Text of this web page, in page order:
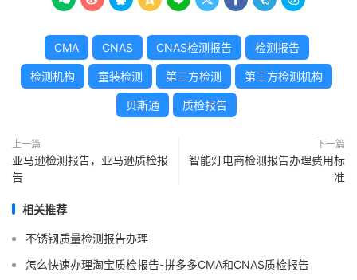
CMA CNAS CNAS检测报告 检测报告
检测机构 童装检测 第三方检测 第三方检测机构
贝斯通 质检报告
上一篇
亚马逊检测报告，亚马逊质检报
告
下一篇
智能灯电商检测报告办理费用标
准
相关推荐
不锈钢质量检测报告办理
怎么快速办理淘宝质检报告-拼多多CMA和CNAS质检报告